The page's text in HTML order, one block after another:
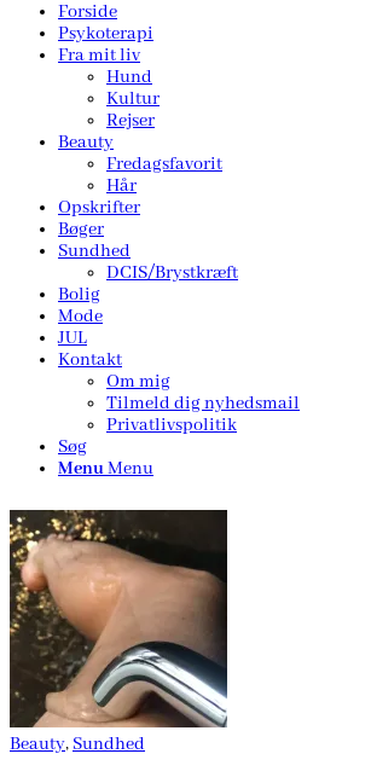
Forside
Psykoterapi
Fra mit liv
Hund
Kultur
Rejser
Beauty
Fredagsfavorit
Hår
Opskrifter
Bøger
Sundhed
DCIS/Brystkræft
Bolig
Mode
JUL
Kontakt
Om mig
Tilmeld dig nyhedsmail
Privatlivspolitik
Søg
MenuMenu
Beauty, Sundhed